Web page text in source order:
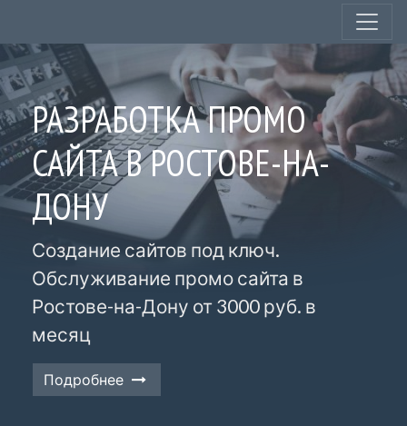
РАЗРАБОТКА ПРОМО
САЙТА В РОСТОВЕ-НА-
ДОНУ
Создание сайтов под ключ.
Обслуживание промо сайта в
Ростове-на-Дону от 3000 руб. в
месяц
Подробнее